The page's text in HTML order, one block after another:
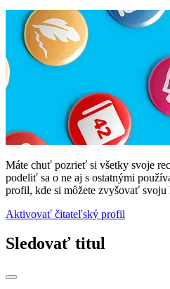
Máte chuť pozrieť si všetky svoje
podeliť sa o ne aj s ostatnými
profil, kde si môžete zvyšovať
Aktivovať čitateľský profil
Sledovať titul